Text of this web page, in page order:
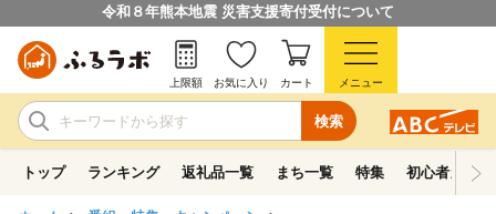
令和８年熊本地震 災害支援寄付受付について
検索
上限額 お気に入り カート メニュー
トップ ランキング 返礼品一覧 まち一覧 特集 初心者ガイド